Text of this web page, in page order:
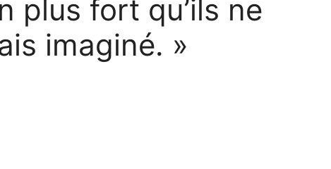
plus fort qu’ils ne
imaginé. »